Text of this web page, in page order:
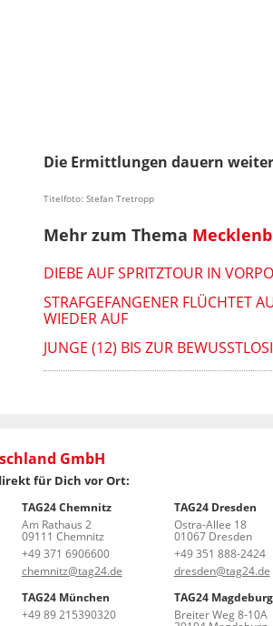
Die Ermittlungen dauern
Titelfoto: Stefan Tretropp
Mehr zum Thema
DIEBE AUF SPRITZTOUR IN
STRAFGEFANGENER FLÜCHTET
WIEDER AUF
JUNGE (12) BIS ZUR
GmbH
für Dich vor Ort:
TAG24 Chemnitz
Am Rathaus 2
09111 Chemnitz
+49 371 6906600
chemnitz@tag24.de
TAG24 Dresden
Ostra-Allee 18
01067 Dresden
+49 351 888-2424
dresden@tag24.de
TAG24 München
+49 89 215390320
TAG24 Magdeburg
Breiter Weg 8-10A